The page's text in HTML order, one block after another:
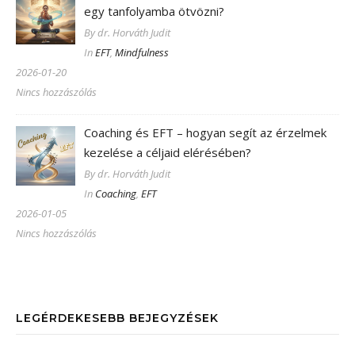
egy tanfolyamba ötvözni?
By dr. Horváth Judit
InEFT,Mindfulness
2026-01-20
Nincs hozzászólás
Coaching és EFT – hogyan segít az érzelmek
kezelése a céljaid elérésében?
By dr. Horváth Judit
In Coaching,EFT
2026-01-05
Nincs hozzászólás
LEGÉRDEKESEBB BEJEGYZÉSEK